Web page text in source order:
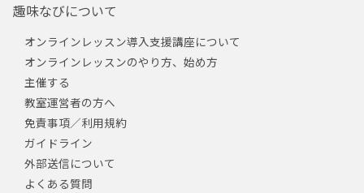
趣味なびについて
オンラインレッスン導入支援講座について
オンラインレッスンのやり方、始め方
主催する
教室運営者の方へ
免責事項／利用規約
ガイドライン
外部送信について
よくある質問